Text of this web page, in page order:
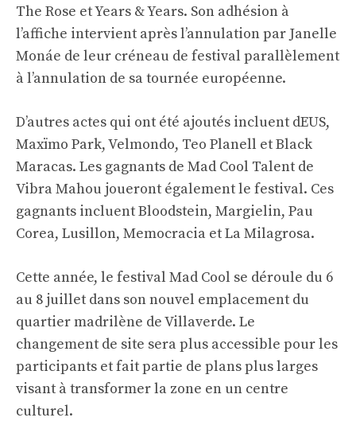
The Rose et Years & Years. Son adhésion à
l’affiche intervient après l’annulation par Janelle
Monáe de leur créneau de festival parallèlement
à l’annulation de sa tournée européenne.
D’autres actes qui ont été ajoutés incluent dEUS,
Maxïmo Park, Velmondo, Teo Planell et Black
Maracas. Les gagnants de Mad Cool Talent de
Vibra Mahou joueront également le festival. Ces
gagnants incluent Bloodstein, Margielin, Pau
Corea, Lusillon, Memocracia et La Milagrosa.
Cette année, le festival Mad Cool se déroule du 6
au 8 juillet dans son nouvel emplacement du
quartier madrilène de Villaverde. Le
changement de site sera plus accessible pour les
participants et fait partie de plans plus larges
visant à transformer la zone en un centre
culturel.